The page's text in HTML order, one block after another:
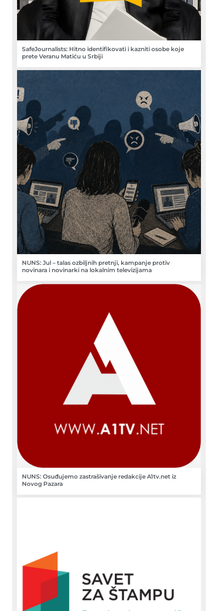
SafeJournalists: Hitno identifikovati i kazniti osobe koje
prete Veranu Matiću u Srbiji
NUNS: Jul – talas ozbiljnih pretnji, kampanje protiv
novinara i novinarki na lokalnim televizijama
NUNS: Osuđujemo zastrašivanje redakcije A1tv.net iz
Novog Pazara